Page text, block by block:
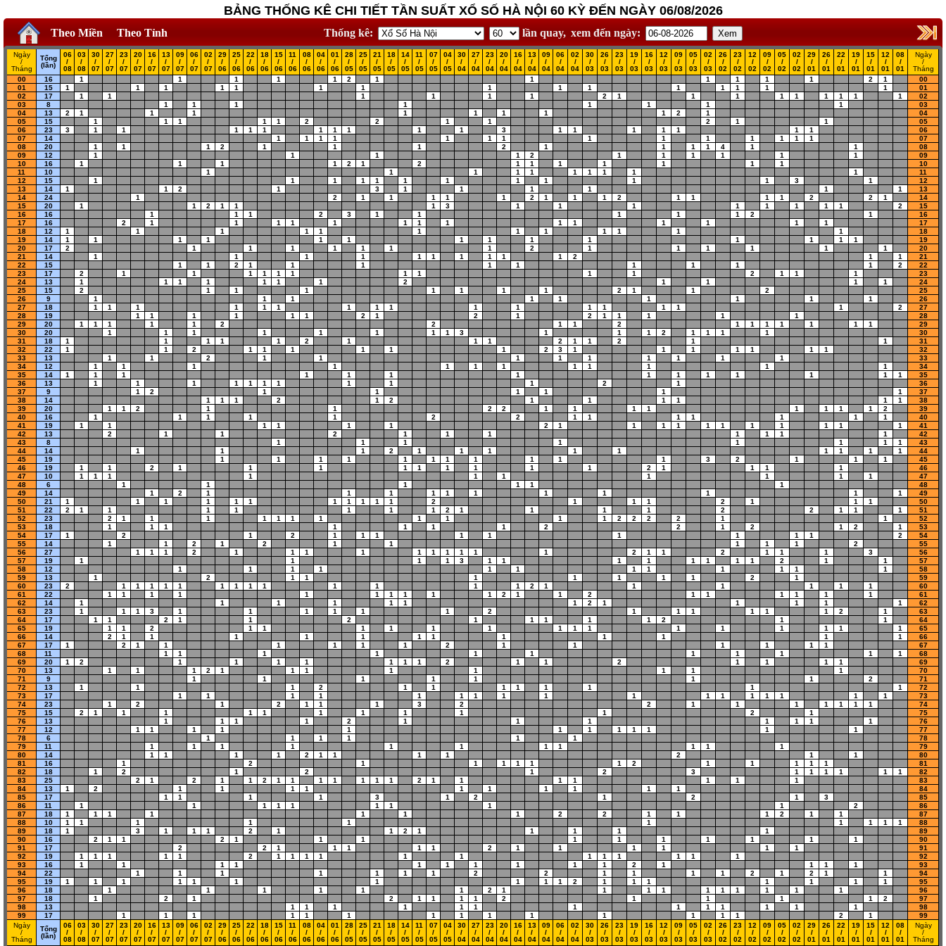
BẢNG THỐNG KÊ CHI TIẾT TẦN SUẤT XỔ SỐ HÀ NỘI 60 KỲ ĐẾN NGÀY 06/08/2026
Theo Miền Theo Tỉnh Thống kê: lần quay, xem đến ngày:
Ngày
/
Tháng
Tổng
(lần)
06
/
08
03
/
08
30
/
07
27
/
07
23
/
07
20
/
07
16
/
07
13
/
07
09
/
07
06
/
07
02
/
07
29
/
06
25
/
06
22
/
06
18
/
06
15
/
06
11
/
06
08
/
06
04
/
06
01
/
06
28
/
05
25
/
05
21
/
05
18
/
05
14
/
05
11
/
05
07
/
05
04
/
05
30
/
04
27
/
04
23
/
04
20
/
04
16
/
04
13
/
04
09
/
04
06
/
04
02
/
04
30
/
03
26
/
03
23
/
03
19
/
03
16
/
03
12
/
03
09
/
03
05
/
03
02
/
03
26
/
02
23
/
02
12
/
02
09
/
02
05
/
02
02
/
02
29
/
01
26
/
01
22
/
01
19
/
01
15
/
01
12
/
01
08
/
01
Ngày
/
Tháng
00
16 1 1 1 1 1 2 1 1 1 1 1 1 2 1
00
01
15 1 1 1 1 1 1 1 1 1 1 1 1 1 1 1
01
02
17 1 1 1 1 1 1 2 1 1 1 1 1 1 1 1 1
02
03
8 1 1 1 1 1 1 1 1
03
04
13 2 1 1 1 1 1 1 1 1 2 1
04
05
15 1 1 1 1 1 2 2 1 1 2 1 1
05
06
23 3 1 1 1 1 1 1 1 1 1 1 3 1 1 1 1 1 1 1
06
07
14 1 1 1 1 1 1 1 1 1 1 1 1 1 1
07
08
20 1 1 1 2 1 1 1 2 1 1 1 1 4 1 1
08
09
12 1 1 1 1 2 1 1 1 1 1 1
09
10
16 1 1 1 1 2 1 2 1 1 1 1 1 1 1
10
11
10 1 1 1 1 1 1 1 1 1 1
11
12
15 1 1 1 1 1 1 1 1 1 1 1 3 1
12
13
14 1 1 2 1 3 1 1 1 1 1 1
13
14
24 1 2 1 1 1 1 1 2 1 1 1 2 1 1 1 1 2 2 1
14
15
20 1 1 2 1 1 1 3 1 1 1 1 1 1 1 1 2
15
16
16 1 1 1 2 3 1 1 1 1 1 2 1
16
17
16 2 1 1 1 1 1 1 1 1 1 1 1 1 1 1
17
18
12 1 1 1 1 1 1 1 1 1 1 1 1
18
19
14 1 1 1 1 1 1 1 1 1 1 1 1 1 1
19
20
17 2 1 1 1 1 1 1 1 2 1 1 1 1 1 1
20
21
14 1 1 1 1 1 1 1 1 1 1 2 1 1
21
22
15 1 1 2 1 1 1 1 1 1 1 1 1 2
22
23
17 2 1 1 1 1 1 1 1 1 1 1 2 1 1 1
23
24
13 1 1 1 1 1 1 1 2 1 1 1 1
24
25
15 2 1 1 1 1 1 1 1 2 1 1 2
25
26
9 1 1 1 1 1 1 1 1 1
26
27
18 1 1 1 1 1 1 1 1 1 1 1 1 1 1 1 1 2
27
28
19 1 1 1 1 1 1 2 1 2 1 2 1 1 1 1 1
28
29
20 1 1 1 1 1 2 2 1 1 2 1 1 1 1 1 1 1
29
30
20 1 1 1 1 1 1 1 1 3 1 1 1 2 1 1 1 1
30
31
18 1 1 1 1 1 2 1 1 1 2 1 1 2 1 1
31
32
22 1 1 2 1 1 1 1 1 1 2 3 1 1 1 1 1 1 1
32
33
13 1 1 2 1 1 1 1 1 1 1 1 1
33
34
12 1 1 1 1 1 1 1 1 1 1 1 1
34
35
14 1 1 1 1 1 1 1 1 1 1 1 1 1 1
35
36
13 1 1 1 1 1 1 1 1 1 1 2 1
36
37
9 1 2 1 1 1 1 1 1
37
38
14 1 1 1 2 1 2 1 1 1 1 1 1
38
39
20 1 1 2 1 1 2 2 1 1 1 1 1 1 1 1 2
39
40
16 1 1 1 1 1 2 2 1 1 1 1 1 1 1
40
41
19 1 1 1 1 1 1 2 1 1 1 1 1 1 1 1 1 1 1
41
42
13 2 1 1 2 1 1 1 1 1 1 1
42
43
8 1 1 1 1 1 1 1 1
43
44
14 1 1 1 2 1 1 1 1 1 1 1 1 1
44
45
19 1 1 1 1 1 1 1 1 1 1 1 3 2 1 1 1
45
46
19 1 1 2 1 1 1 1 1 1 1 1 1 2 1 1 1 1
46
47
10 1 1 1 1 1 1 1 1 1 1
47
48
6 1 1 1 1 1 1
48
49
14 1 2 1 1 1 1 1 1 1 1 1 1 1
49
50
21 1 1 1 1 1 1 1 1 1 1 1 2 1 1 1 2 1 1 1
50
51
22 2 1 1 1 1 1 1 1 2 1 1 1 1 2 2 1 1 1
51
52
23 2 1 1 1 1 1 1 1 1 1 1 1 2 2 2 2 1 1
52
53
18 1 1 1 1 1 1 1 2 2 1 2 1 2 1
53
54
17 1 2 1 2 1 1 1 1 1 1 1 1 1 2
54
55
14 1 1 2 1 2 1 1 1 1 1 2
55
56
27 1 1 1 2 1 1 1 1 1 1 1 1 1 1 2 1 1 2 1 1 1 3
56
57
19 1 1 1 1 3 1 1 1 1 1 1 1 1 2 1 1
57
58
12 1 1 1 1 1 1 1 1 1 1 1 1
58
59
13 1 2 1 1 1 1 1 1 1 2 1
59
60
23 2 1 1 1 1 1 1 1 1 1 1 1 1 1 2 1 1 1 1 1 1
60
61
22 1 1 1 1 1 1 1 1 1 1 2 1 1 2 1 1 1 1 1 1
61
62
14 1 1 1 1 1 1 1 2 1 1 1 1 1
62
63
23 1 1 1 3 1 1 1 1 1 1 2 1 1 1 1 1 1 2 1
63
64
17 1 1 2 1 1 2 1 1 1 1 1 2 1 1
64
65
19 1 1 2 1 1 1 1 1 1 1 1 1 1 1 1 1 1 1
65
66
14 2 1 1 1 1 1 1 1 1 1 1 1 1
66
67
17 1 2 1 1 1 1 1 1 2 1 1 1 1 1 1
67
68
11 1 1 1 1 1 1 1 1 1 1 1
68
69
20 1 2 1 1 1 1 1 1 1 2 1 1 2 1 1 1 1
69
70
13 1 1 1 2 1 1 1 1 1 1 1 1
70
71
9 1 1 1 1 1 1 1 2
71
72
13 1 1 1 2 1 1 1 1 1 1 1 1
72
73
17 1 1 1 1 1 1 1 1 1 1 1 1 1 1 1 1 1
73
74
23 1 2 1 2 1 1 1 3 2 2 1 1 1 1 1 1 1
74
75
15 2 1 1 1 1 1 1 1 1 1 1 2 1
75
76
13 1 1 1 1 2 1 1 1 1 1 1 1
76
77
12 1 1 1 1 1 1 1 1 1 1 1 1
77
78
6 1 1 1 1 1 1
78
79
11 1 1 1 1 1 1 1 1 1 1 1
79
80
14 1 1 1 1 2 1 1 1 1 2 1 1
80
81
16 1 2 1 1 1 1 1 1 2 1 1 1 1 1
81
82
18 1 2 1 2 1 2 3 1 1 1 1 1 1
82
83
25 2 1 2 1 1 2 1 1 1 1 1 1 1 2 1 1 1 1 1 1 1
83
84
13 1 2 1 1 1 1 1 1 1 1 1 1
84
85
17 1 1 1 1 3 1 2 1 2 1 3
85
86
11 1 1 1 1 1 1 1 1 1 2
86
87
18 1 1 1 1 1 1 1 2 2 1 1 1 2 1 1
87
88
10 1 1 1 1 1 1 1 1 1 1
88
89
18 1 3 1 1 1 2 1 1 2 1 1 1 1 1
89
90
16 2 1 1 2 1 1 1 1 1 1 1 1 1 1
90
91
17 2 2 1 1 1 1 1 2 1 1 1 1 1 1
91
92
19 1 1 1 1 1 2 1 1 1 1 1 1 1 1 1 1 1 1
92
93
16 1 1 1 1 1 1 1 1 1 1 2 1 1 1 1
93
94
22 1 1 1 1 1 1 1 2 2 1 1 1 1 2 1 2 1 1
94
95
19 1 1 1 1 1 1 1 1 1 1 2 1 1 1 1 1 1 1
95
96
18 1 1 1 1 1 1 2 1 1 1 1 1 1 1 1 1 1
96
97
18 1 2 1 2 1 1 1 1 2 1 1 1 1 2
97
98
13 1 1 1 1 1 1 1 1 1 1 1 1 1
98
99
17 1 1 1 1 1 1 1 1 1 1 1 1 1 1 2 1
99
Ngày
/
Tháng
Tổng
(lần)
06
/
08
03
/
08
30
/
07
27
/
07
23
/
07
20
/
07
16
/
07
13
/
07
09
/
07
06
/
07
02
/
07
29
/
06
25
/
06
22
/
06
18
/
06
15
/
06
11
/
06
08
/
06
04
/
06
01
/
06
28
/
05
25
/
05
21
/
05
18
/
05
14
/
05
11
/
05
07
/
05
04
/
05
30
/
04
27
/
04
23
/
04
20
/
04
16
/
04
13
/
04
09
/
04
06
/
04
02
/
04
30
/
03
26
/
03
23
/
03
19
/
03
16
/
03
12
/
03
09
/
03
05
/
03
02
/
03
26
/
02
23
/
02
12
/
02
09
/
02
05
/
02
02
/
02
29
/
01
26
/
01
22
/
01
19
/
01
15
/
01
12
/
01
08
/
01
Ngày
/
Tháng